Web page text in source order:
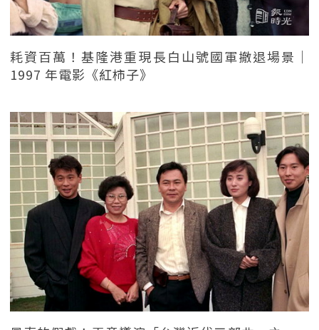
耗資百萬！基隆港重現長白山號國軍撤退場景｜
1997 年電影《紅柿子》